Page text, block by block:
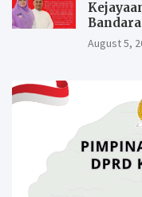
August 5,